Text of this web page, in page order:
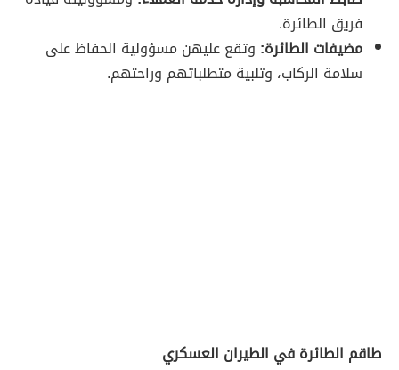
فريق الطائرة.
مضيفات الطائرة: وتقع عليهن مسؤولية الحفاظ على
سلامة الركاب، وتلبية متطلباتهم وراحتهم.
طاقم الطائرة في الطيران العسكري